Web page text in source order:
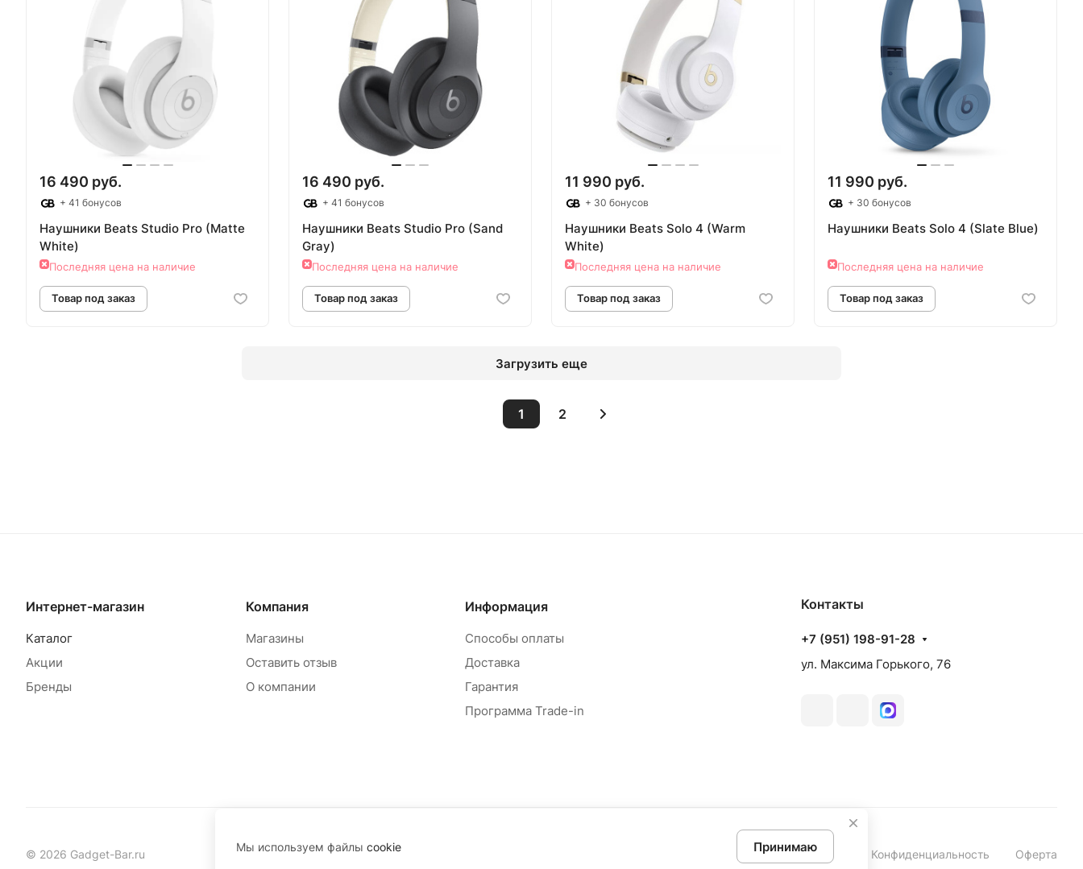
Товар под заказ Товар под заказ Товар под заказ Товар под заказ
16 490 руб.
+ 41 бонусов
Наушники Beats Studio Pro (Matte
White)
Последняя цена на наличие
16 490 руб.
+ 41 бонусов
Наушники Beats Studio Pro (Sand
Gray)
Последняя цена на наличие
11 990 руб.
+ 30 бонусов
Наушники Beats Solo 4 (Warm
White)
Последняя цена на наличие
11 990 руб.
+ 30 бонусов
Наушники Beats Solo 4 (Slate Blue)
Последняя цена на наличие
Загрузить еще
1 2
Интернет-магазин
Каталог
Акции
Бренды
Компания
Магазины
Оставить отзыв
О компании
Информация
Способы оплаты
Доставка
Гарантия
Программа Trade-in
Контакты
+7 (951) 198-91-28
ул. Максима Горького, 76
© 2026 Gadget-Bar.ru Конфиденциальность Оферта
Мы используем файлы cookie Принимаю